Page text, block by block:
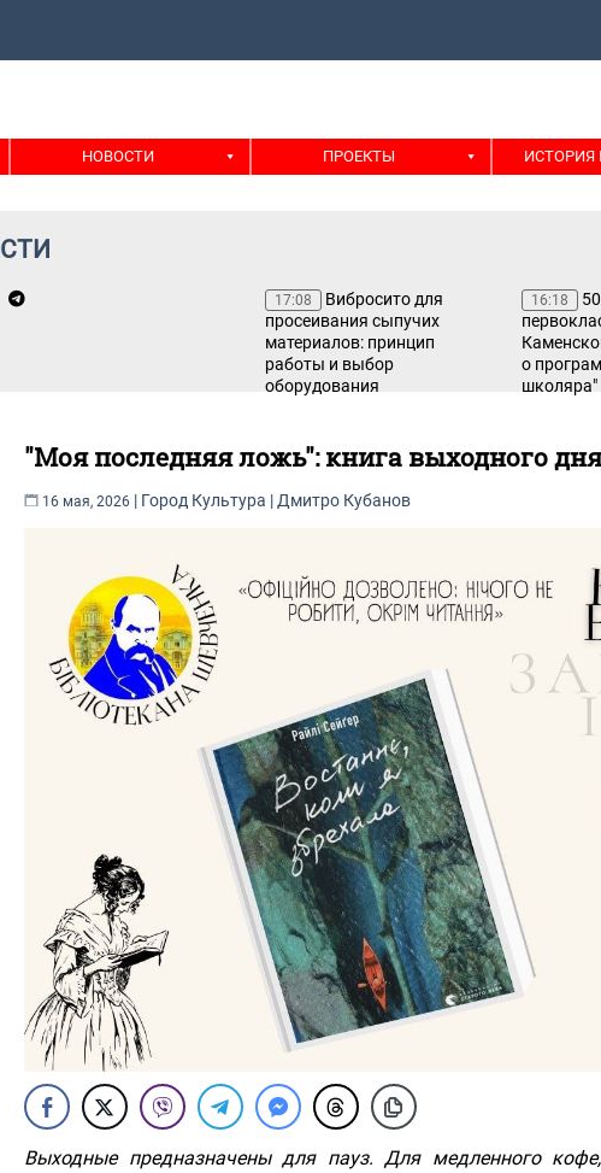
НОВОСТИ ПРОЕКТЫ ИСТОРИЯ
17:08
Вибросито для
просеивания сыпучих
материалов: принцип
работы и выбор
оборудования
16:18
о
школяра"
"Моя последняя ложь": книга выходного
16 мая, 2026 | Город Культура | Дмитро Кубанов
Выходные предназначены для пауз. Для медленного